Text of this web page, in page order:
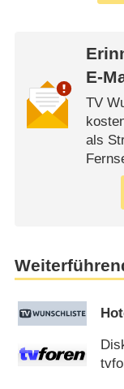
E-
TV
als